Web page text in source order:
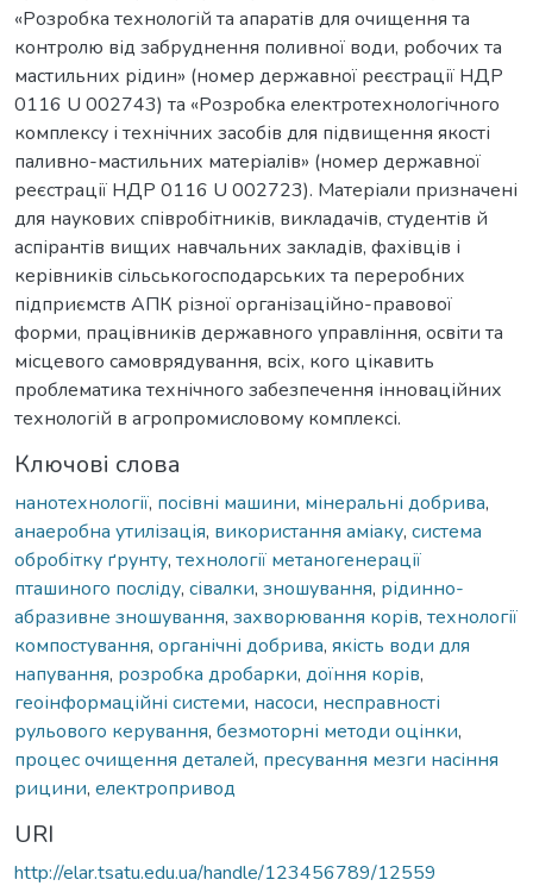
«Розробка технологій та апаратів для очищення та
контролю від забруднення поливної води, робочих та
мастильних рідин» (номер державної реєстрації НДР
0116 U 002743) та «Розробка електротехнологічного
комплексу і технічних засобів для підвищення якості
паливно-мастильних матеріалів» (номер державної
реєстрації НДР 0116 U 002723). Матеріали призначені
для наукових співробітників, викладачів, студентів й
аспірантів вищих навчальних закладів, фахівців і
керівників сільськогосподарських та переробних
підприємств АПК різної організаційно-правової
форми, працівників державного управління, освіти та
місцевого самоврядування, всіх, кого цікавить
проблематика технічного забезпечення інноваційних
технологій в агропромисловому комплексі.
Ключові слова
нанотехнології, посівні машини, мінеральні добрива,
анаеробна утилізація, використання аміаку, система
обробітку ґрунту, технології метаногенерації
пташиного посліду, сівалки, зношування, рідинно-
абразивне зношування, захворювання корів, технології
компостування, органічні добрива, якість води для
напування, розробка дробарки, доїння корів,
геоінформаційні системи, насоси, несправності
рульового керування, безмоторні методи оцінки,
процес очищення деталей, пресування мезги насіння
рицини, електропривод
URI
http://elar.tsatu.edu.ua/handle/123456789/12559